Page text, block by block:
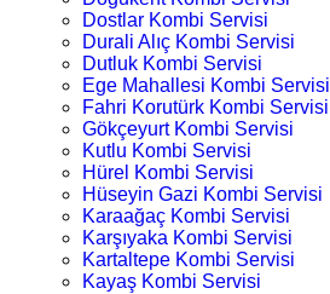
Dostlar Kombi Servisi
Durali Alıç Kombi Servisi
Dutluk Kombi Servisi
Ege Mahallesi Kombi Servisi
Fahri Korutürk Kombi Servisi
Gökçeyurt Kombi Servisi
Kutlu Kombi Servisi
Hürel Kombi Servisi
Hüseyin Gazi Kombi Servisi
Karaağaç Kombi Servisi
Karşıyaka Kombi Servisi
Kartaltepe Kombi Servisi
Kayaş Kombi Servisi